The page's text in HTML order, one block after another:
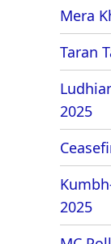
Mera
Taran
2025
2025